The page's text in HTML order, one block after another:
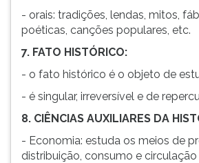
- orais: tradições, lendas, mitos,
poéticas, canções populares, etc.
7. FATO HISTÓRICO:
- o fato histórico é o objeto de
- é singular, irreversível e de
8. CIÊNCIAS AUXILIARES DA
- Economia: estuda os meios de
distribuição, consumo e circulação